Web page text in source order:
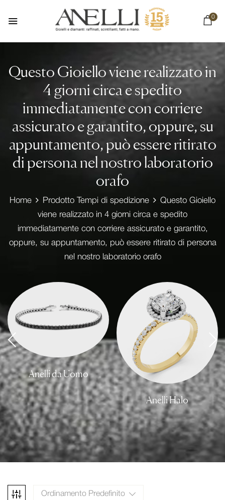
0
Questo Gioiello viene realizzato in
4 giorni circa e spedito
immediatamente con corriere
assicurato e garantito, oppure, su
appuntamento, può essere ritirato
di persona nel nostro laboratorio
orafo
Home Prodotto Tempi di spedizione
Questo Gioiello
viene realizzato in 4 giorni circa e spedito
immediatamente con corriere assicurato e garantito,
oppure, su appuntamento, può essere ritirato di persona
nel nostro laboratorio orafo
Anelli da Uomo
Anelli Halo
Ordinamento Predefinito